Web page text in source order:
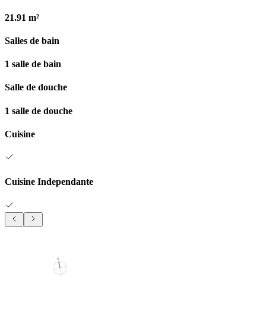
21.91 m²
Salles de bain
1 salle de bain
Salle de douche
1 salle de douche
Cuisine
Cuisine Independante